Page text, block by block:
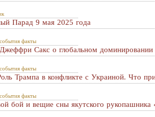
Парад 9 мая 2025 года
факты
Джеффри Сакс о глобальном
факты
Трампа в конфликте с Украиной. Что
факты
бой и вещие сны якутского рукопашника